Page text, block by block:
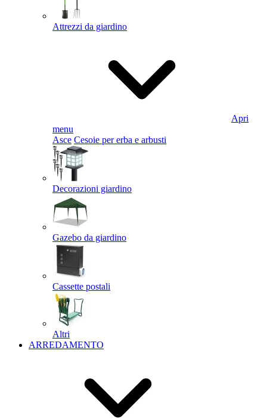
Attrezzi da giardino
Apri
menu
Asce Cesoie per erba e arbusti
Decorazioni giardino
Gazebo da giardino
Cassette postali
Altri
ARREDAMENTO